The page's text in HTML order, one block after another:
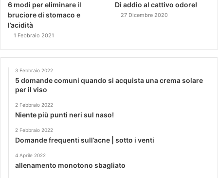
6 modi per eliminare il
bruciore di stomaco e
l’acidità
1 Febbraio 2021
Dì addio al cattivo odore!
27 Dicembre 2020
3 Febbraio 2022
5 domande comuni quando si acquista una crema solare
per il viso
2 Febbraio 2022
Niente più punti neri sul naso!
2 Febbraio 2022
Domande frequenti sull’acne | sotto i venti
4 Aprile 2022
allenamento monotono sbagliato